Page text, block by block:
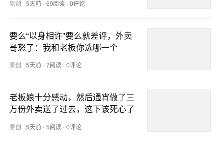
原创 5天前· 69阅读· 0评论
要么“以身相许”要么就差评，外卖
哥怒了：我和老板你选哪一个
原创 5天前· 7阅读· 0评论
老板娘十分感动，然后通宵做了三
万份外卖送了过去，这下该死心了
原创 5天前· 5阅读· 0评论